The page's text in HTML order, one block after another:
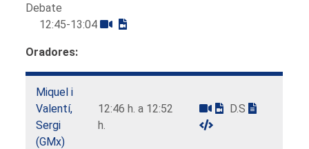
Debate
12:45-13:04
Oradores:
Miquel i
Valentí,
Sergi
(GMx)
12:46 h. a 12:52
h.
D.S